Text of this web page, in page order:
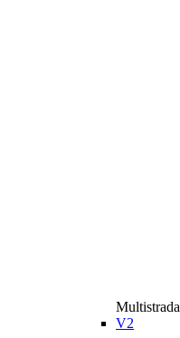
Multistrada
V2